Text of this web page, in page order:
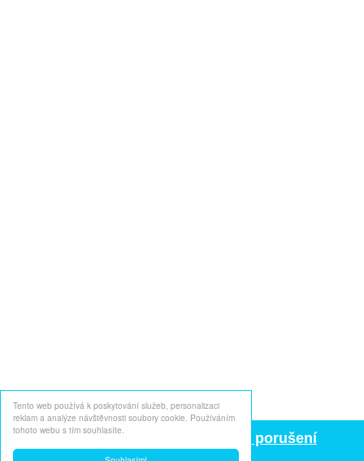
Tento web používá k poskytování služeb, personalizaci
reklam a analýze návštěvnosti soubory cookie. Používáním
tohoto webu s tím souhlasíte.
Copywriting a sankce za jeho porušení